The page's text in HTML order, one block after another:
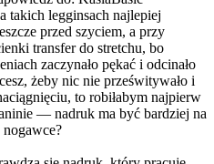
takich legginsach najlepiej
przed szyciem, a przy
transfer do stretchu, bo
zaczynało pękać i odcinało
żeby nic nie prześwitywało i
to robiłabym najpierw
— nadruk ma być bardziej na